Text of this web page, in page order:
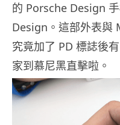
的 Porsche Design
Design。這部外表與
究竟加了 PD 標誌後
家到慕尼黑直擊啦。